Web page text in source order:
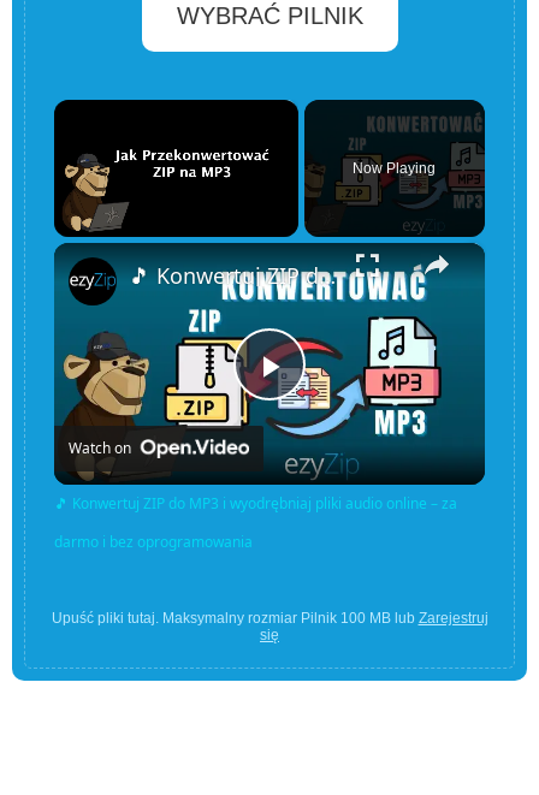
WYBRAĆ PILNIK
×
Now Playing
×
Play
Video
🎵 Konwertuj ZIP do MP3 i wyodrębniaj pliki audio online – za darmo i bez oprogramowania
Watch on
🎵 Konwertuj ZIP do MP3 i wyodrębniaj pliki audio online – za
darmo i bez oprogramowania
Upuść pliki tutaj. Maksymalny rozmiar Pilnik 100 MB lub Zarejestruj
się